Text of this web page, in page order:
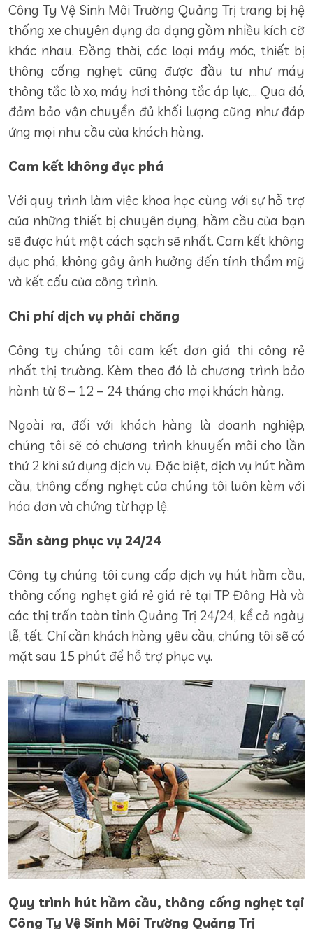
Công Ty Vệ Sinh Môi Trường Quảng Trị trang bị hệ
thống xe chuyên dụng đa dạng gồm nhiều kích cỡ
khác nhau. Đồng thời, các loại máy móc, thiết bị
thông cống nghẹt cũng được đầu tư như máy
thông tắc lò xo, máy hơi thông tắc áp lực,... Qua đó,
đảm bảo vận chuyển đủ khối lượng cũng như đáp
ứng mọi nhu cầu của khách hàng.
Cam kết không đục phá
Với quy trình làm việc khoa học cùng với sự hỗ trợ
của những thiết bị chuyên dụng, hầm cầu của bạn
sẽ được hút một cách sạch sẽ nhất. Cam kết không
đục phá, không gây ảnh hưởng đến tính thẩm mỹ
và kết cấu của công trình.
Chi phí dịch vụ phải chăng
Công ty chúng tôi cam kết đơn giá thi công rẻ
nhất thị trường. Kèm theo đó là chương trình bảo
hành từ 6 – 12 – 24 tháng cho mọi khách hàng.
Ngoài ra, đối với khách hàng là doanh nghiệp,
chúng tôi sẽ có chương trình khuyến mãi cho lần
thứ 2 khi sử dụng dịch vụ. Đặc biệt, dịch vụ hút hầm
cầu, thông cống nghẹt của chúng tôi luôn kèm với
hóa đơn và chứng từ hợp lệ.
Sẵn sàng phục vụ 24/24
Công ty chúng tôi cung cấp dịch vụ hút hầm cầu,
thông cống nghẹt giá rẻ giá rẻ tại TP Đông Hà và
các thị trấn toàn tỉnh Quảng Trị 24/24, kể cả ngày
lễ, tết. Chỉ cần khách hàng yêu cầu, chúng tôi sẽ có
mặt sau 15 phút để hỗ trợ phục vụ.
Quy trình hút hầm cầu, thông cống nghẹt tại
Công Ty Vệ Sinh Môi Trường Quảng Trị